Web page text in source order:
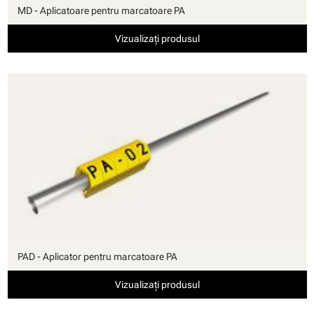
MD - Aplicatoare pentru marcatoare PA
Vizualizați produsul
PAD - Aplicator pentru marcatoare PA
Vizualizați produsul